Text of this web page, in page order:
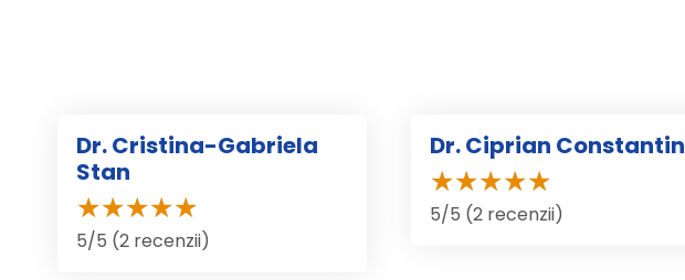
Dr. Cristina-Gabriela
Stan
5/5 (2 recenzii)
Dr. Ciprian Constantin
5/5 (2 recenzii)